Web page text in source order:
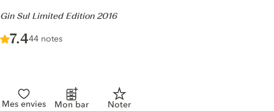
-
Gin Sul Limited Edition 2016
Score :
7.4/ 10
44 notes
Mes envies Mon bar Noter